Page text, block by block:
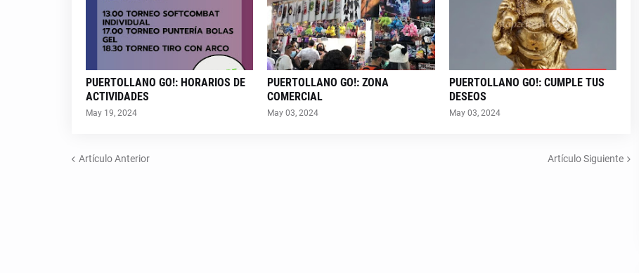
PUERTOLLANO GO!: HORARIOS DE
ACTIVIDADES
May 19, 2024
PUERTOLLANO GO!: ZONA
COMERCIAL
May 03, 2024
PUERTOLLANO GO!: CUMPLE TUS
DESEOS
May 03, 2024
Artículo Anterior Artículo Siguiente